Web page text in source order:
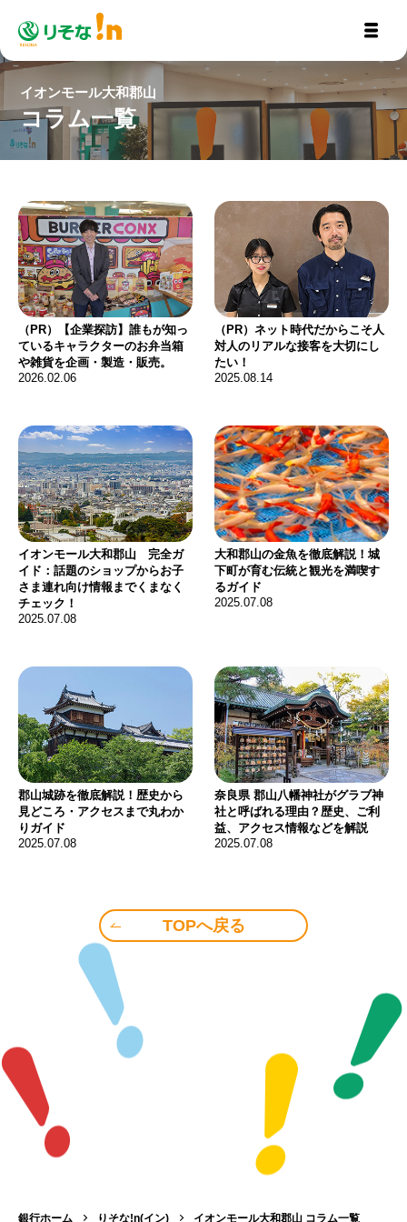
イオンモール大和郡山
コラム一覧
（PR）【企業探訪】誰もが知っ
ているキャラクターのお弁当箱
や雑貨を企画・製造・販売。
2026.02.06
（PR）ネット時代だからこそ人
対人のリアルな接客を大切にし
たい！
2025.08.14
イオンモール大和郡山 完全ガ
イド：話題のショップからお子
さま連れ向け情報までくまなく
チェック！
2025.07.08
大和郡山の金魚を徹底解説！城
下町が育む伝統と観光を満喫す
るガイド
2025.07.08
郡山城跡を徹底解説！歴史から
見どころ・アクセスまで丸わか
りガイド
2025.07.08
奈良県 郡山八幡神社がグラブ神
社と呼ばれる理由？歴史、ご利
益、アクセス情報などを解説
2025.07.08
TOPへ戻る
銀行ホーム りそな!n(イン) イオンモール大和郡山 コラム一覧